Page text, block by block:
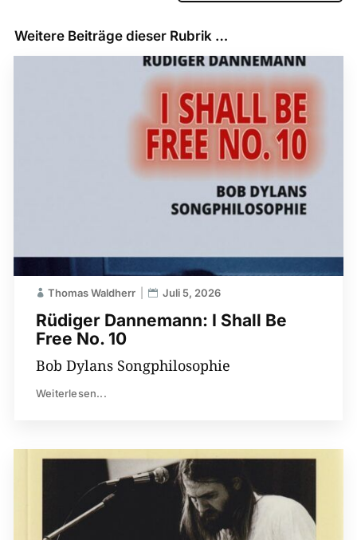
Weitere Beiträge dieser Rubrik …
Rüdiger Dannemann: I Shall Be
Free No. 10
Thomas Waldherr Juli 5, 2026
Bob Dylans Songphilosophie
Weiterlesen...